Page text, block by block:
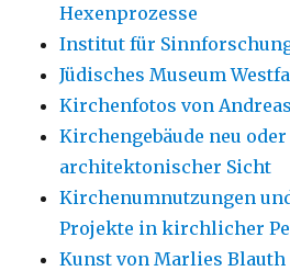
Hexenprozesse
Institut für
Jüdisches Museum
Kirchenfotos von
Kirchengebäude neu
architektonischer Sicht
Kirchenumnutzungen
Projekte in kirchlicher
Kunst von Marlies Blauth